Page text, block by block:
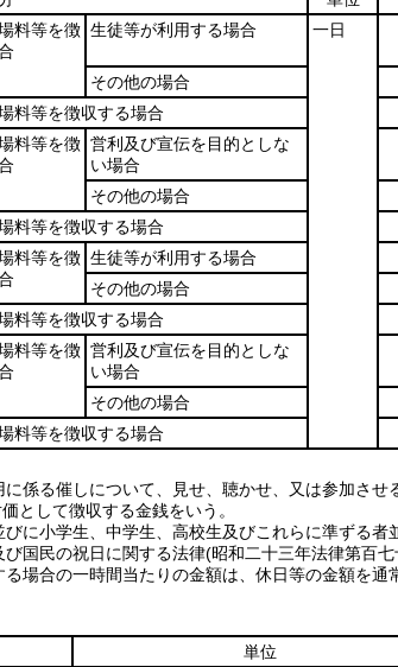
料等を徴 生徒等が利用する場合 一日
その他の場合
料等を徴収する場合
料等を徴 営利及び宣伝を目的としな
い場合
その他の場合
料等を徴収する場合
料等を徴 生徒等が利用する場合
その他の場合
料等を徴収する場合
料等を徴 営利及び宣伝を目的としな
い場合
その他の場合
料等を徴収する場合
係る催しについて、見せ、聴かせ、又は参加させ
として徴収する金銭をいう。
に小学生、中学生、高校生及びこれらに準ずる者
国民の祝日に関する法律(昭和二十三年法律第百七
場合の一時間当たりの金額は、休日等の金額を通
単位